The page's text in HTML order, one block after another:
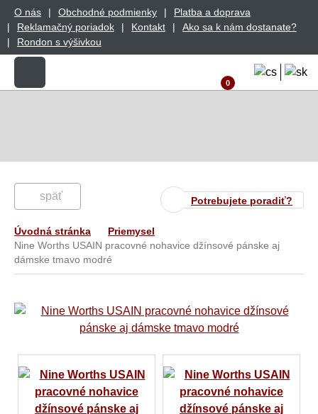
O nás Obchodné podmienky
Platba a doprava
Reklamačný poriadok
Kontakt
Ako sa k nám dostanate?
Rondon s výšivkou
0
Potrebujete poradiť?
späť
Úvodná stránka
Priemysel
Nine Worths USAIN pracovné nohavice džínsové pánske aj
dámske tmavo modré